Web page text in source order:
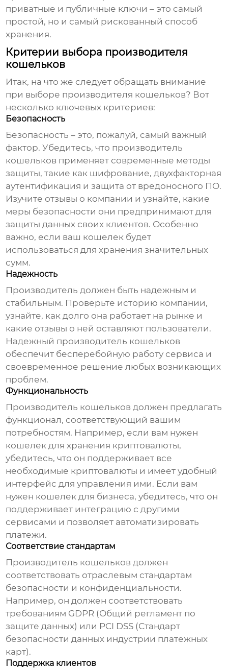
приватные и публичные ключи – это самый
простой, но и самый рискованный способ
хранения.
Критерии выбора производителя
кошельков
Итак, на что же следует обращать внимание
при выборе производителя кошельков? Вот
несколько ключевых критериев:
Безопасность
Безопасность – это, пожалуй, самый важный
фактор. Убедитесь, что производитель
кошельков применяет современные методы
защиты, такие как шифрование, двухфакторная
аутентификация и защита от вредоносного ПО.
Изучите отзывы о компании и узнайте, какие
меры безопасности они предпринимают для
защиты данных своих клиентов. Особенно
важно, если ваш кошелек будет
использоваться для хранения значительных
сумм.
Надежность
Производитель должен быть надежным и
стабильным. Проверьте историю компании,
узнайте, как долго она работает на рынке и
какие отзывы о ней оставляют пользователи.
Надежный производитель кошельков
обеспечит бесперебойную работу сервиса и
своевременное решение любых возникающих
проблем.
Функциональность
Производитель кошельков должен предлагать
функционал, соответствующий вашим
потребностям. Например, если вам нужен
кошелек для хранения криптовалюты,
убедитесь, что он поддерживает все
необходимые криптовалюты и имеет удобный
интерфейс для управления ими. Если вам
нужен кошелек для бизнеса, убедитесь, что он
поддерживает интеграцию с другими
сервисами и позволяет автоматизировать
платежи.
Соответствие стандартам
Производитель кошельков должен
соответствовать отраслевым стандартам
безопасности и конфиденциальности.
Например, он должен соответствовать
требованиям GDPR (Общий регламент по
защите данных) или PCI DSS (Стандарт
безопасности данных индустрии платежных
карт).
Поддержка клиентов